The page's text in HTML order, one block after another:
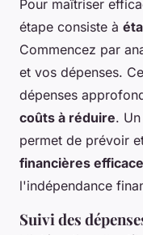
Pour maîtriser
étape consiste à
Commencez par
et vos dépenses.
dépenses
coûts à réduire.
permet de prévoir
financières
l'indépendance
Suivi des